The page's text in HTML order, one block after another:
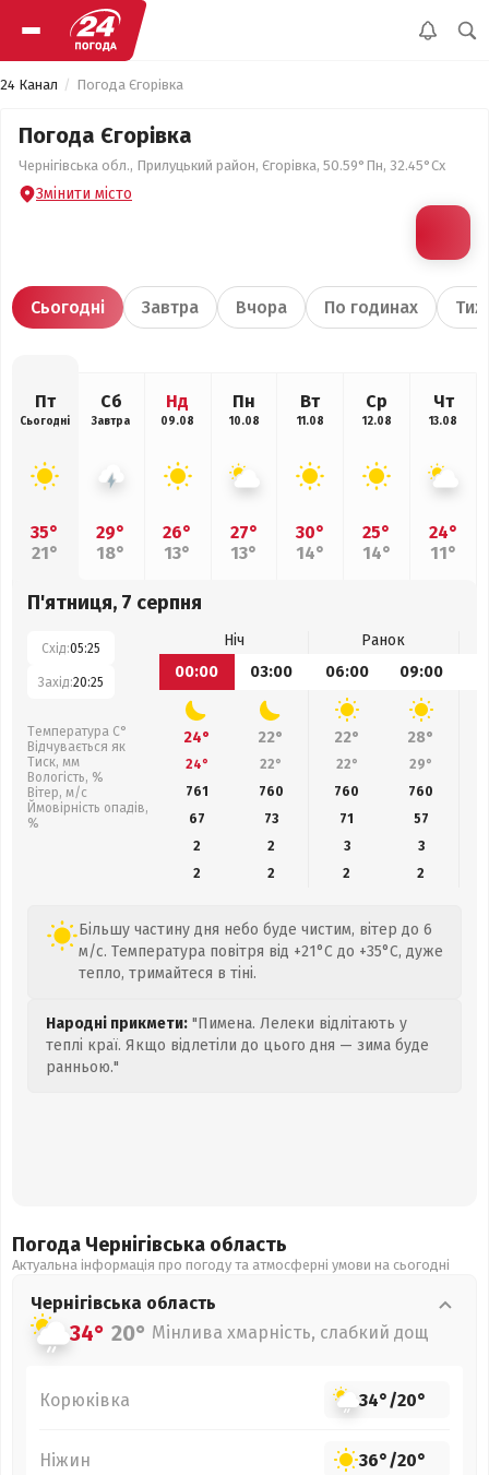
24 Канал Погода Єгорівка
Погода Єгорівка
Чернігівська обл., Прилуцький район, Єгорівка, 50.59°Пн, 32.45°Сх
Змінити місто
Сьогодні Завтра Вчора По годинах
Пт
Сьогодні
35°
21°
Сб
Завтра
29°
18°
Нд
09.08
26°
13°
Пн
10.08
27°
13°
Вт
11.08
30°
14°
Ср
12.08
25°
14°
Чт
13.08
24°
11°
П'ятниця, 7 серпня
Схід:05:25
Захід:20:25
Температура С°
Відчувається як
Тиск, мм
Вологість, %
Вітер, м/с
Ймовірність опадів,
%
Ніч
Ранок
00:00
03:00 06:00 09:00
24° 22° 22° 28°
24° 22° 22° 29°
761
760 760 760
67
73 71 57
2
2 3
3
2
2 2 2
Більшу частину дня небо буде чистим, вітер до 6
м/с. Температура повітря від +21°C до +35°C, дуже
тепло, тримайтеся в тіні.
Народні прикмети: "Пимена. Лелеки відлітають у
теплі краї. Якщо відлетіли до цього дня — зима буде
ранньою."
Погода Чернігівська область
Актуальна інформація про погоду та атмосферні умови на сьогодні
Чернігівська область
34° 20° Мінлива хмарність, слабкий дощ
Корюківка 34°/20°
Ніжин 36°/20°